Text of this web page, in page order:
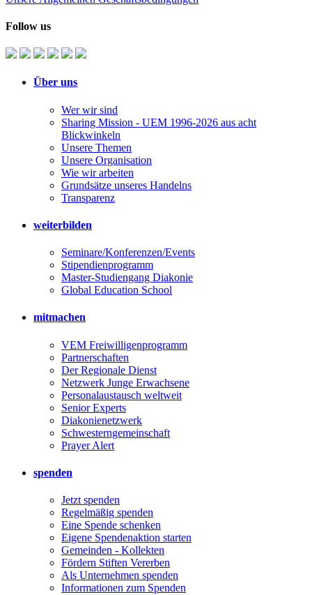
Follow us
Über uns
Wer wir sind
Sharing Mission - UEM 1996-2026 aus acht
Blickwinkeln
Unsere Themen
Unsere Organisation
Wie wir arbeiten
Grundsätze unseres Handelns
Transparenz
weiterbilden
Seminare/Konferenzen/Events
Stipendienprogramm
Master-Studiengang Diakonie
Global Education School
mitmachen
VEM Freiwilligenprogramm
Partnerschaften
Der Regionale Dienst
Netzwerk Junge Erwachsene
Personalaustausch weltweit
Senior Experts
Diakonienetzwerk
Schwesterngemeinschaft
Prayer Alert
spenden
Jetzt spenden
Regelmäßig spenden
Eine Spende schenken
Eigene Spendenaktion starten
Gemeinden - Kollekten
Fördern Stiften Vererben
Als Unternehmen spenden
Informationen zum Spenden